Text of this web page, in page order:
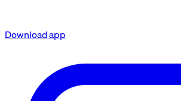
Download app